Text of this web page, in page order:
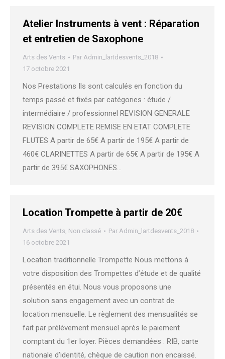
Atelier Instruments à vent : Réparation
et entretien de Saxophone
Arts des Vents Par Admin_lartdesvents_2018
17 octobre 2021
Nos Prestations Ils sont calculés en fonction du
temps passé et fixés par catégories : étude /
intermédiaire / professionnel REVISION GENERALE
REVISION COMPLETE REMISE EN ETAT COMPLETE
FLUTES A partir de 65€ A partir de 195€ A partir de
460€ CLARINETTES A partir de 65€ A partir de 195€ A
partir de 395€ SAXOPHONES…
Location Trompette à partir de 20€
Arts des Vents, Non classé Par Admin_lartdesvents_2018
16 octobre 2021
Location traditionnelle Trompette Nous mettons à
votre disposition des Trompettes d’étude et de qualité
présentés en étui. Nous vous proposons une
solution sans engagement avec un contrat de
location mensuelle. Le règlement des mensualités se
fait par prélèvement mensuel après le paiement
comptant du 1er loyer. Pièces demandées : RIB, carte
nationale d’identité, chèque de caution non encaissé.